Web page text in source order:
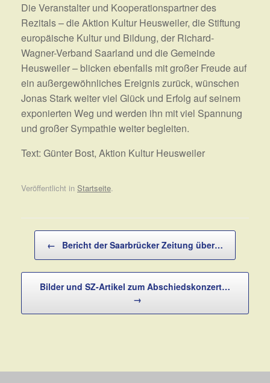
Die Veranstalter und Kooperationspartner des
Rezitals – die Aktion Kultur Heusweiler, die Stiftung
europäische Kultur und Bildung, der Richard-
Wagner-Verband Saarland und die Gemeinde
Heusweiler – blicken ebenfalls mit großer Freude auf
ein außergewöhnliches Ereignis zurück, wünschen
Jonas Stark weiter viel Glück und Erfolg auf seinem
exponierten Weg und werden ihn mit viel Spannung
und großer Sympathie weiter begleiten.
Text: Günter Bost, Aktion Kultur Heusweiler
Veröffentlicht in Startseite.
Beitragsnavigation
← Bericht der Saarbrücker Zeitung über…
Bilder und SZ-Artikel zum Abschiedskonzert…
→